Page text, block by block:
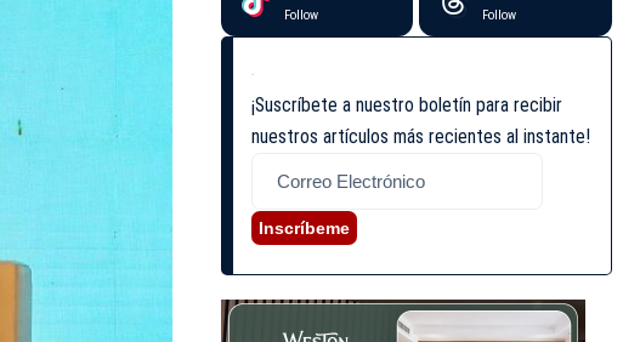
Follow Follow
¡Suscríbete a nuestro boletín para recibir
nuestros artículos más recientes al instante!
Inscríbeme